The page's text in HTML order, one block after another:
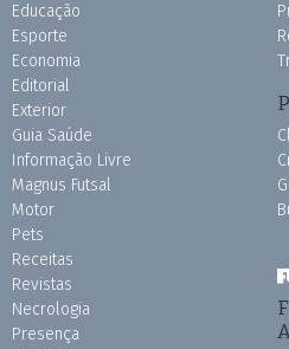
Educação
Esporte
Economia
Editorial
Exterior
Guia Saúde
Informação Livre
Magnus Futsal
Motor
Pets
Receitas
Revistas
Necrologia
Presença